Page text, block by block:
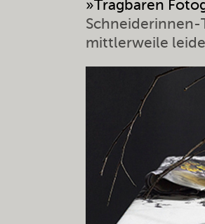
»Tragbaren
Schneiderinnen-
mittlerweile